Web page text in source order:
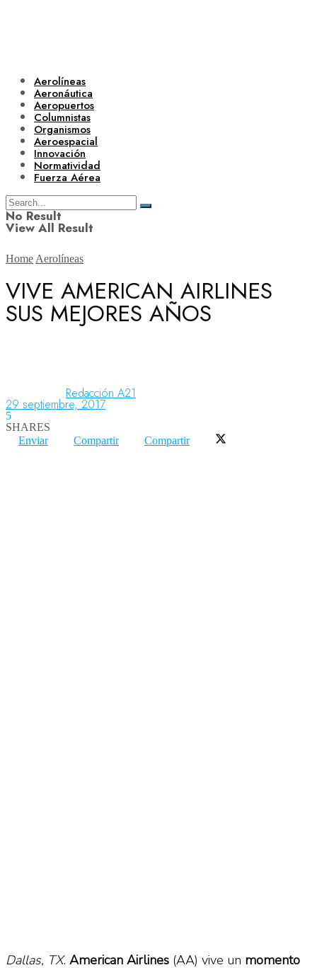
Aerolíneas
Aeronáutica
Aeropuertos
Columnistas
Organismos
Aeroespacial
Innovación
Normatividad
Fuerza Aérea
No Result
View All Result
Aerolíneas
Aeropuertos
Home Aerolíneas
VIVE AMERICAN AIRLINES
SUS MEJORES AÑOS
Redacción A21
29 septiembre, 2017
5
SHARES
Enviar
Compartir Compartir
Dallas, TX. American Airlines (AA) vive un momento